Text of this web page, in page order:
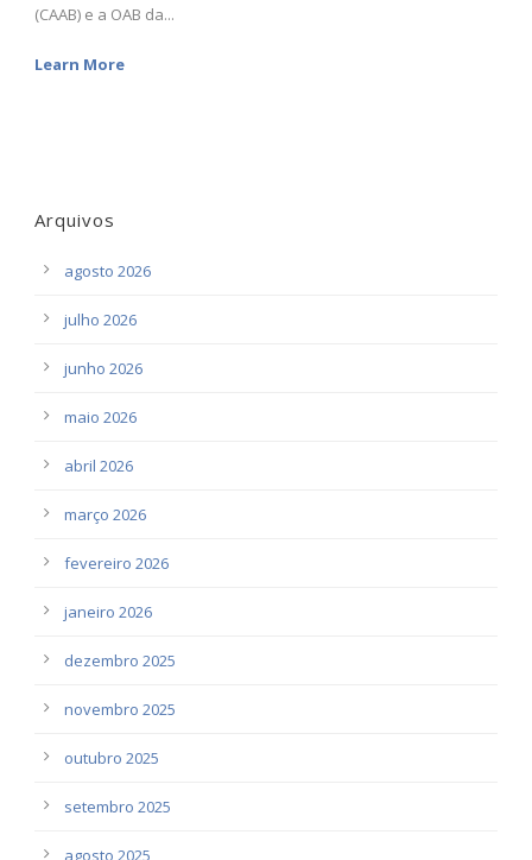
(CAAB) e a OAB da...
Learn More
Arquivos
agosto 2026
julho 2026
junho 2026
maio 2026
abril 2026
março 2026
fevereiro 2026
janeiro 2026
dezembro 2025
novembro 2025
outubro 2025
setembro 2025
agosto 2025